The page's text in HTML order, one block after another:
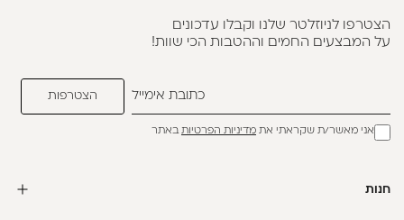
הצטרפו לניוזלטר שלנו וקבלו עדכונים
על המבצעים החמים וההטבות הכי שוות!
אני מאשר/ת שקראתי את מדיניות הפרטיותבאתר
חנות